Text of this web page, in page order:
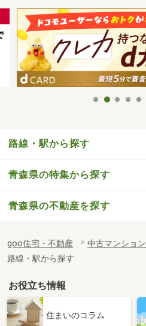
路線・駅から探す
青森県の特集から探す
青森県の不動産を探す
goo住宅・不動産 中古マンション
路線・駅から探す
お役立ち情報
住まいのコラム